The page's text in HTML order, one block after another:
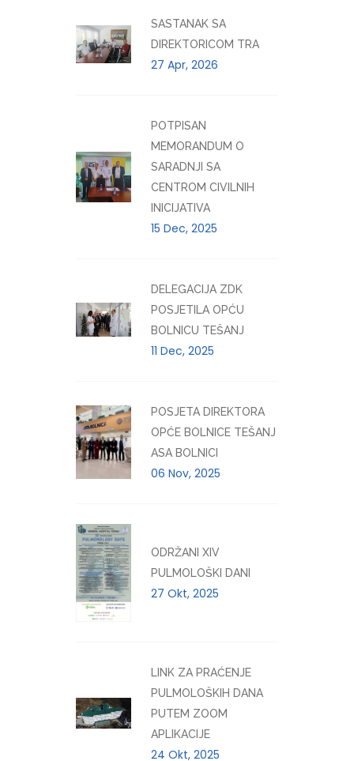
SASTANAK SA
DIREKTORICOM TRA
27 Apr, 2026
POTPISAN
MEMORANDUM O
SARADNJI SA
CENTROM CIVILNIH
INICIJATIVA
15 Dec, 2025
DELEGACIJA ZDK
POSJETILA OPĆU
BOLNICU TEŠANJ
11 Dec, 2025
POSJETA DIREKTORA
OPĆE BOLNICE TEŠANJ
ASA BOLNICI
06 Nov, 2025
ODRŽANI XIV
PULMOLOŠKI DANI
27 Okt, 2025
LINK ZA PRAĆENJE
PULMOLOŠKIH DANA
PUTEM ZOOM
APLIKACIJE
24 Okt, 2025